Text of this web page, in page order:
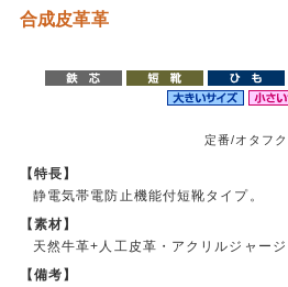
合成皮革革
定番/オタフク
【特長】
静電気帯電防止機能付短靴タイプ。
【素材】
天然牛革+人工皮革・アクリルジャージ
【備考】